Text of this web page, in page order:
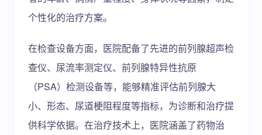
个性化的治疗方案。
在检查设备方面，医院配备了先进的前列腺超声检
查仪、尿流率测定仪、前列腺特异性抗原
（PSA）检测设备等，能够精准评估前列腺大
小、形态、尿道梗阻程度等指标，为诊断和治疗提
供科学依据。在治疗技术上，医院涵盖了药物治